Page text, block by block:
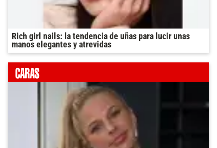
Rich girl nails: la tendencia de uñas para lucir unas
manos elegantes y atrevidas